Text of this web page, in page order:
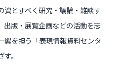
資とすべく研究・議論・雑談す
出版・展覧企画などの活動を志
翼を担う「表現情報資料センタ
。